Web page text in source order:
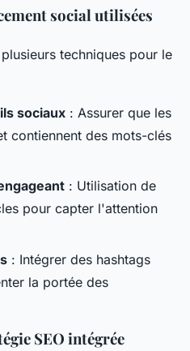
social utilisées
techniques pour le
sociaux : Assurer que les
contiennent des mots-clés
: Utilisation de
pour capter l'attention
: Intégrer des hashtags
la portée des
SEO intégrée